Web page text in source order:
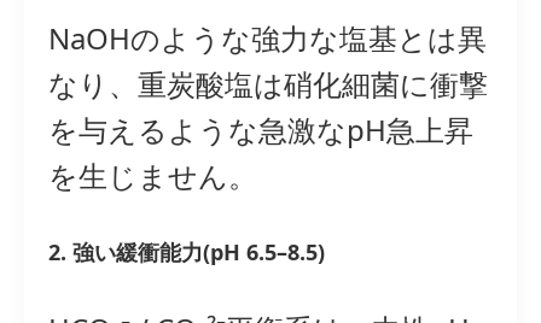
NaOHのような強力な塩基とは異
なり、重炭酸塩は硝化細菌に衝撃
を与えるような急激なpH急上昇
を生じません。
2. 強い緩衝能力(pH 6.5–8.5)